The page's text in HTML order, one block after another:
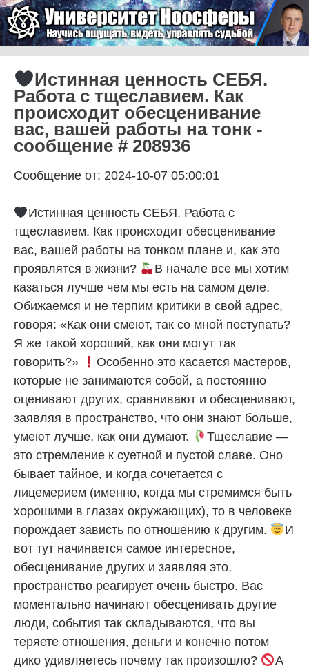
Университет Ноосферы
Истинная ценность СЕБЯ.
Работа с тщеславием. Как
происходит обесценивание
вас, вашей работы на тонк -
сообщение # 208936
Сообщение от: 2024-10-07 05:00:01
Истинная ценность СЕБЯ. Работа с
тщеславием. Как происходит обесценивание
вас, вашей работы на тонком плане и, как это
проявлятся в жизни?
В начале все мы хотим
казаться лучше чем мы есть на самом деле.
Обижаемся и не терпим критики в свой адрес,
говоря: «Как они смеют, так со мной поступать?
Я же такой хороший, как они могут так
говорить?»
Особенно это касается мастеров,
которые не занимаются собой, а постоянно
оценивают других, сравнивают и обесценивают,
заявляя в пространство, что они знают больше,
умеют лучше, как они думают.
Тщеславие —
это стремление к суетной и пустой славе. Оно
бывает тайное, и когда сочетается с
лицемерием (именно, когда мы стремимся быть
хорошими в глазах окружающих), то в человеке
порождает зависть по отношению к другим.
И
вот тут начинается самое интересное,
обесценивание других и заявляя это,
пространство реагирует очень быстро. Вас
моментально начинают обесценивать другие
люди, события так складываются, что вы
теряете отношения, деньги и конечно потом
дико удивляетесь почему так произошло?
А